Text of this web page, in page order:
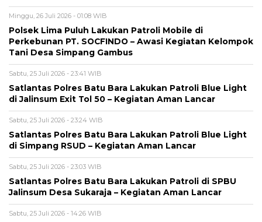
Minggu, 26 Juli 2026 - 01:08 WIB
Polsek Lima Puluh Lakukan Patroli Mobile di
Perkebunan PT. SOCFINDO – Awasi Kegiatan Kelompok
Tani Desa Simpang Gambus
Sabtu, 25 Juli 2026 - 23:41 WIB
Satlantas Polres Batu Bara Lakukan Patroli Blue Light
di Jalinsum Exit Tol 50 – Kegiatan Aman Lancar
Sabtu, 25 Juli 2026 - 23:24 WIB
Satlantas Polres Batu Bara Lakukan Patroli Blue Light
di Simpang RSUD – Kegiatan Aman Lancar
Sabtu, 25 Juli 2026 - 23:03 WIB
Satlantas Polres Batu Bara Lakukan Patroli di SPBU
Jalinsum Desa Sukaraja – Kegiatan Aman Lancar
Sabtu, 25 Juli 2026 - 14:26 WIB